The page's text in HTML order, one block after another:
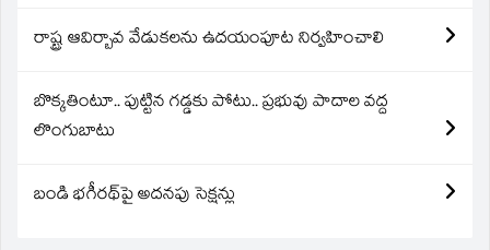
రాష్ట్ర ఆవిర్బావ వేడుకలను ఉదయంపూట నిర్వహించాలి
బొక్కతింటూ.. పుట్టిన గడ్డకు పోటు.. ప్రభువు పాదాల వద్ద
లొంగుబాటు
బండి భగీరథ్‌పై అదనపు సెక్షన్లు